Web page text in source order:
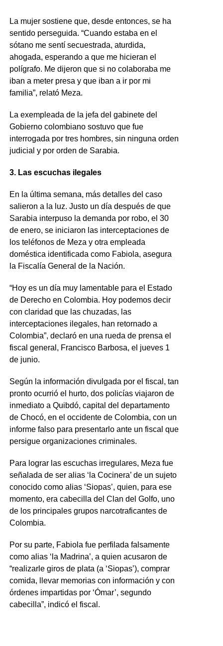
La mujer sostiene que, desde entonces, se ha
sentido perseguida. “Cuando estaba en el
sótano me sentí secuestrada, aturdida,
ahogada, esperando a que me hicieran el
polígrafo. Me dijeron que si no colaboraba me
iban a meter presa y que iban a ir por mi
familia”, relató Meza.
La exempleada de la jefa del gabinete del
Gobierno colombiano sostuvo que fue
interrogada por tres hombres, sin ninguna orden
judicial y por orden de Sarabia.
3. Las escuchas ilegales
En la última semana, más detalles del caso
salieron a la luz. Justo un día después de que
Sarabia interpuso la demanda por robo, el 30
de enero, se iniciaron las interceptaciones de
los teléfonos de Meza y otra empleada
doméstica identificada como Fabiola, asegura
la Fiscalía General de la Nación.
“Hoy es un día muy lamentable para el Estado
de Derecho en Colombia. Hoy podemos decir
con claridad que las chuzadas, las
interceptaciones ilegales, han retornado a
Colombia”, declaró en una rueda de prensa el
fiscal general, Francisco Barbosa, el jueves 1
de junio.
Según la información divulgada por el fiscal, tan
pronto ocurrió el hurto, dos policías viajaron de
inmediato a Quibdó, capital del departamento
de Chocó, en el occidente de Colombia, con un
informe falso para presentarlo ante un fiscal que
persigue organizaciones criminales.
Para lograr las escuchas irregulares, Meza fue
señalada de ser alias ‘la Cocinera’ de un sujeto
conocido como alias ‘Siopas’, quien, para ese
momento, era cabecilla del Clan del Golfo, uno
de los principales grupos narcotraficantes de
Colombia.
Por su parte, Fabiola fue perfilada falsamente
como alias ‘la Madrina’, a quien acusaron de
“realizarle giros de plata (a ‘Siopas’), comprar
comida, llevar memorias con información y con
órdenes impartidas por ‘Ómar’, segundo
cabecilla”, indicó el fiscal.